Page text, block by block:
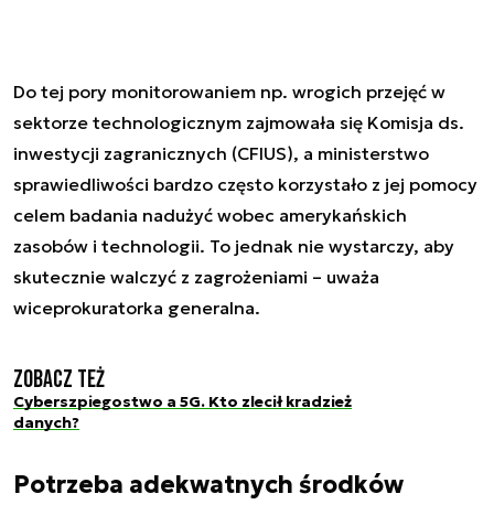
Do tej pory monitorowaniem np. wrogich przejęć w
sektorze technologicznym zajmowała się Komisja ds.
inwestycji zagranicznych (CFIUS), a ministerstwo
sprawiedliwości bardzo często korzystało z jej pomocy
celem badania nadużyć wobec amerykańskich
zasobów i technologii. To jednak nie wystarczy, aby
skutecznie walczyć z zagrożeniami – uważa
wiceprokuratorka generalna.
Zobacz też
Cyberszpiegostwo a 5G. Kto zlecił kradzież
danych?
Potrzeba adekwatnych środków